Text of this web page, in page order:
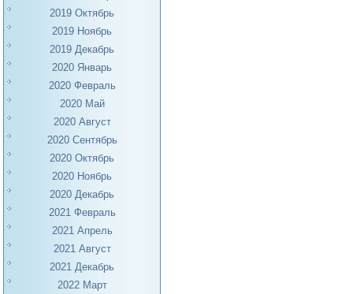
2019 Октябрь
2019 Ноябрь
2019 Декабрь
2020 Январь
2020 Февраль
2020 Май
2020 Август
2020 Сентябрь
2020 Октябрь
2020 Ноябрь
2020 Декабрь
2021 Февраль
2021 Апрель
2021 Август
2021 Декабрь
2022 Март